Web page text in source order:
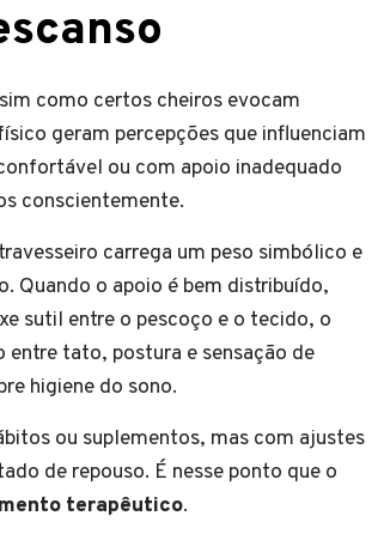
como certos cheiros evocam
geram percepções que influenciam
ou com apoio inadequado
conscientemente.
carrega um peso simbólico e
Quando o apoio é bem distribuído,
sutil entre o pescoço e o tecido, o
entre tato, postura e sensação de
higiene do sono.
ou suplementos, mas com ajustes
de repouso. É nesse ponto que o
terapêutico.